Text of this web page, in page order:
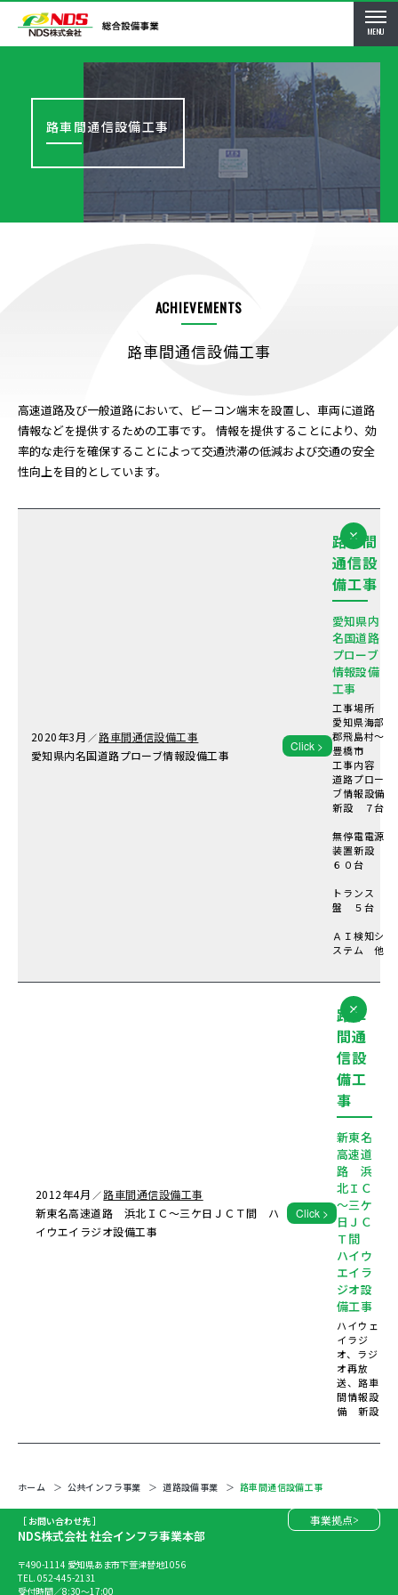
MENU
路車間通信設備工事
ACHIEVEMENTS
路車間通信設備工事
高速道路及び一般道路において、ビーコン端末を設置し、車両に道路
情報などを提供するための工事です。 情報を提供することにより、効
率的な走行を確保することによって交通渋滞の低減および交通の安全
性向上を目的としています。
2020年3月 ／ 路車間通信設備工事
愛知県内名国道路プローブ情報設備工事
Click >
路車間
通信設
備工事
愛知県内
名国道路
プローブ
情報設備
工事
工事場所
愛知県海部
郡飛島村～
豊橋市
工事内容
道路プロー
ブ情報設備
新設 ７台
無停電電源
装置新設
６０台
トランス
盤 ５台
ＡＩ検知シ
ステム 他
2012年4月 ／ 路車間通信設備工事
新東名高速道路 浜北ＩＣ～三ケ日ＪＣＴ間 ハ
イウエイラジオ設備工事
Click >
路車
間通
信設
備工
事
新東名
高速道
路 浜
北ＩＣ
～三ケ
日ＪＣ
Ｔ間
ハイウ
エイラ
ジオ設
備工事
ハイウェ
イラジ
オ、ラジ
オ再放
送、路車
間情報設
備 新設
ホーム 公共インフラ事業 道路設備事業 路車間通信設備工事
［ お問い合わせ先 ］
NDS株式会社 社会インフラ事業本部
〒490-1114 愛知県あま市下萱津替地1056
TEL. 052-445-2131
受付時間／8:30～17:00
事業拠点